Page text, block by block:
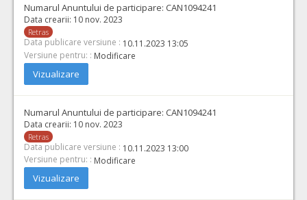
Numarul Anuntului de participare: CAN1094241
Data crearii: 10 nov. 2023
Retras
Data publicare versiune : 10.11.2023 13:05
Versiune pentru: : Modificare
Vizualizare
Numarul Anuntului de participare: CAN1094241
Data crearii: 10 nov. 2023
Retras
Data publicare versiune : 10.11.2023 13:00
Versiune pentru: : Modificare
Vizualizare